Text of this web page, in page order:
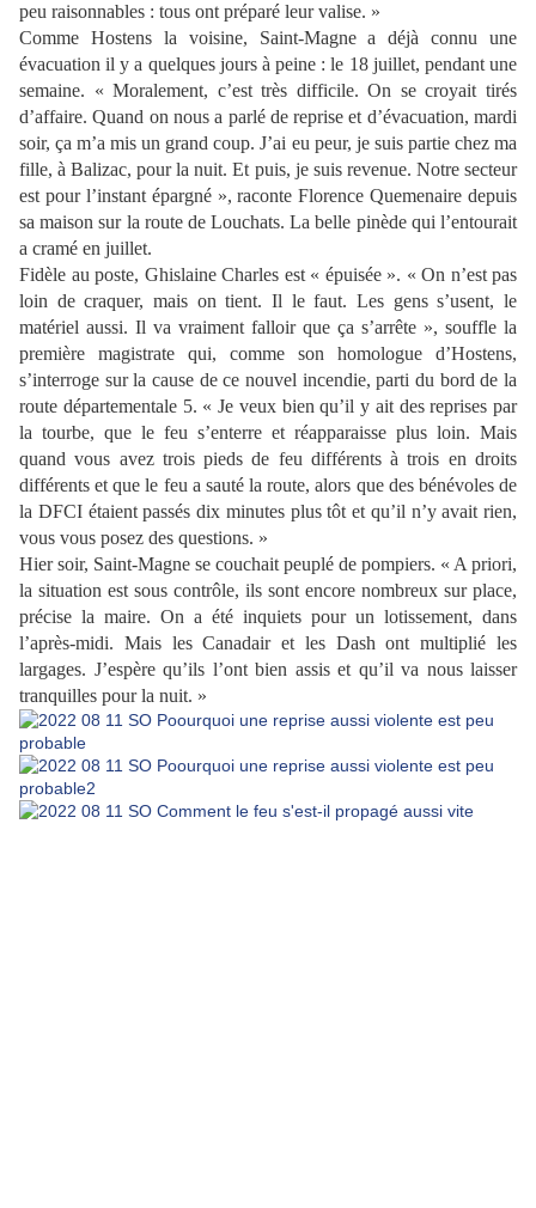
peu raisonnables : tous ont préparé leur valise. »
Comme Hostens la voisine, Saint-Magne a déjà connu une
évacuation il y a quelques jours à peine : le 18 juillet, pendant une
semaine. « Moralement, c’est très difficile. On se croyait tirés
d’affaire. Quand on nous a parlé de reprise et d’évacuation, mardi
soir, ça m’a mis un grand coup. J’ai eu peur, je suis partie chez ma
fille, à Balizac, pour la nuit. Et puis, je suis revenue. Notre secteur
est pour l’instant épargné », raconte Florence Quemenaire depuis
sa maison sur la route de Louchats. La belle pinède qui l’entourait
a cramé en juillet.
Fidèle au poste, Ghislaine Charles est « épuisée ». « On n’est pas
loin de craquer, mais on tient. Il le faut. Les gens s’usent, le
matériel aussi. Il va vraiment falloir que ça s’arrête », souffle la
première magistrate qui, comme son homologue d’Hostens,
s’interroge sur la cause de ce nouvel incendie, parti du bord de la
route départementale 5. « Je veux bien qu’il y ait des reprises par
la tourbe, que le feu s’enterre et réapparaisse plus loin. Mais
quand vous avez trois pieds de feu différents à trois en droits
différents et que le feu a sauté la route, alors que des bénévoles de
la DFCI étaient passés dix minutes plus tôt et qu’il n’y avait rien,
vous vous posez des questions. »
Hier soir, Saint-Magne se couchait peuplé de pompiers. « A priori,
la situation est sous contrôle, ils sont encore nombreux sur place,
précise la maire. On a été inquiets pour un lotissement, dans
l’après-midi. Mais les Canadair et les Dash ont multiplié les
largages. J’espère qu’ils l’ont bien assis et qu’il va nous laisser
tranquilles pour la nuit. »